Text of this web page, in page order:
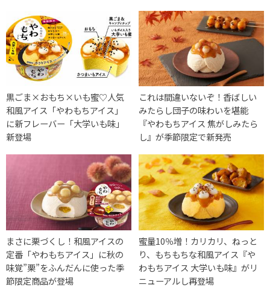
黒ごま×おもち×いも蜜♡人気
和風アイス「やわもちアイス」
に新フレーバー「大学いも味」
新登場
これは間違いないぞ！香ばしい
みたらし団子の味わいを堪能
『やわもちアイス 焦がしみたら
し』が季節限定で新発売
まさに栗づくし！和風アイスの
定番「やわもちアイス」に秋の
味覚”栗”をふんだんに使った季
節限定商品が登場
蜜量10％増！カリカリ、ねっと
り、もちもちな和風アイス『や
わもちアイス 大学いも味』がリ
ニューアルし再登場